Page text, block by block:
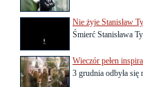
Nie żyje Stanisław
Śmierć Stanisława
Wieczór pełen
3 grudnia odbyła się